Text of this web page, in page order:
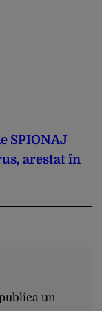
SPIONAJ
arestat în
un